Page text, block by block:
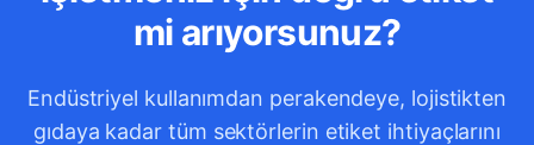
mi arıyorsunuz?
Endüstriyel kullanımdan perakendeye, lojistikten
gıdaya kadar tüm sektörlerin etiket ihtiyaçlarını